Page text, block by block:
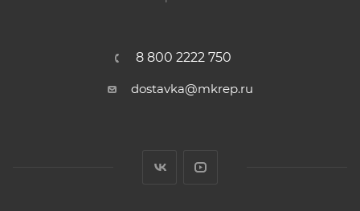
8 800 2222 750
dostavka@mkrep.ru